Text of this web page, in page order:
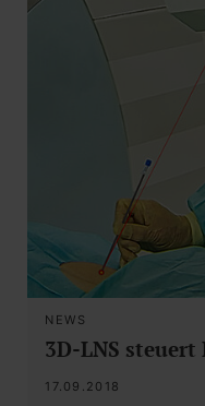
NEWS
3D-LNS steuert
17.09.2018